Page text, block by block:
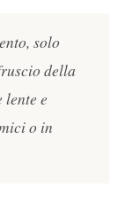
solo
della
lente e
o in